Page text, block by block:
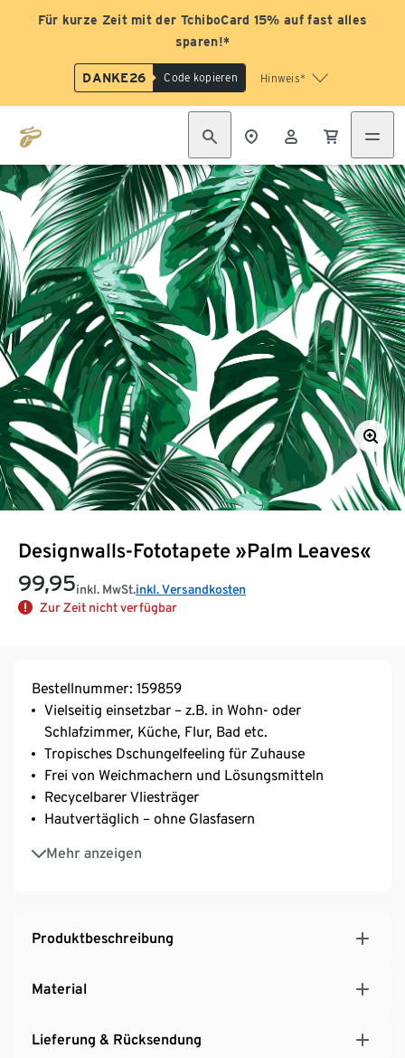
Für kurze Zeit mit der TchiboCard 15% auf fast alles
sparen!*
DANKE26 Code kopieren Hinweis*
Designwalls-Fototapete »Palm Leaves«
99,95inkl. MwSt.inkl. Versandkosten
Zur Zeit nicht verfügbar
Bestellnummer: 159859
Vielseitig einsetzbar – z.B. in Wohn- oder
Schlafzimmer, Küche, Flur, Bad etc.
Tropisches Dschungelfeeling für Zuhause
Frei von Weichmachern und Lösungsmitteln
Recycelbarer Vliesträger
Hautvertäglich – ohne Glasfasern
Mehr anzeigen
Allergie- und geruchsneutrale Farbe
MADE IN GERMANY
Produktbeschreibung
Material
Lieferung & Rücksendung